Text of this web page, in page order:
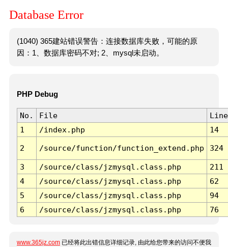
Database Error
(1040) 365建站错误警告：连接数据库失败，可能的原
因：1、数据库密码不对; 2、mysql未启动。
PHP Debug
No. File
Line
1
/index.php 14
2 /source/function/function_extend.php 324
3 /source/class/jzmysql.class.php
211
4
/source/class/jzmysql.class.php
62
5
/source/class/jzmysql.class.php
94
6
/source/class/jzmysql.class.php 76
www.365jz.com 已经将此出错信息详细记录, 由此给您带来的访问不便我